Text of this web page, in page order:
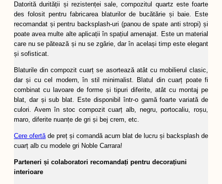
Datorită durității și rezistenței sale, compozitul quartz este foarte
des folosit pentru fabricarea blaturilor de bucătărie și baie. Este
recomandat și pentru backsplash-uri (panou de spate anti stropi) și
poate avea multe alte aplicații în spațiul amenajat. Este un material
care nu se pătează și nu se zgârie, dar în același timp este elegant
și sofisticat.
Blaturile din compozit cuarț se asortează atât cu mobilierul clasic,
dar și cu cel modern, în stil minimalist. Blatul din cuarț poate fi
combinat cu lavoare de forme și tipuri diferite, atât cu montaj pe
blat, dar și sub blat. Este disponibil într-o gamă foarte variată de
culori. Avem în stoc compozit cuarț alb, negru, portocaliu, roșu,
maro, diferite nuanțe de gri și bej crem, etc.
Cere ofertăde preț și comandă acum blat de lucru și backsplash de
cuarț alb cu modele gri Noble Carrara!
Parteneri și colaboratori recomandați pentru decorațiuni
interioare